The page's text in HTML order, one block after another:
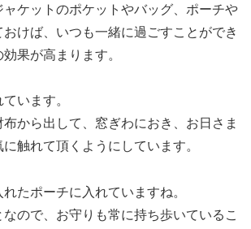
ケットのポケットやバッグ、ポーチや
けば、いつも一緒に過ごすことができ
果が高まります。
います。
から出して、窓ぎわにおき、お日さま
触れて頂くようにしています。
たポーチに入れていますね。
ので、お守りも常に持ち歩いているこ